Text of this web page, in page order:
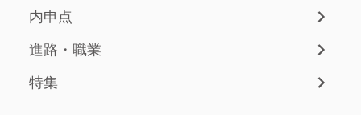
内申点
進路・職業
特集